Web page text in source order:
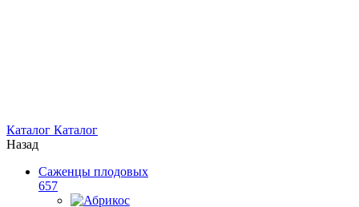
Каталог Каталог
Назад
Саженцы плодовых
657